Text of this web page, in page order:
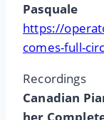
Pasquale
https://
comes-full-
Recordings
Canadian